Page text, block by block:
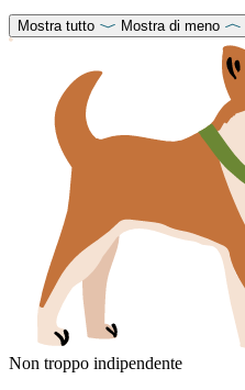
Mostra tutto Mostra di meno
Non troppo indipendente